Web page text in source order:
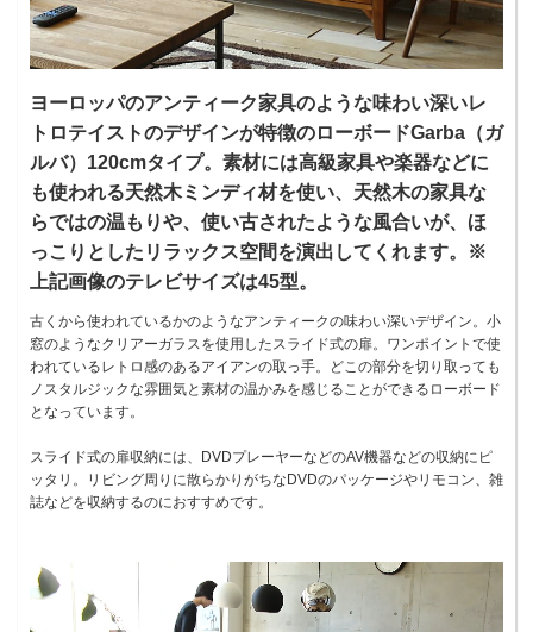
ヨーロッパのアンティーク家具のような味わい深いレ
トロテイストのデザインが特徴のローボードGarba（ガ
ルバ）120cmタイプ。素材には高級家具や楽器などに
も使われる天然木ミンディ材を使い、天然木の家具な
らではの温もりや、使い古されたような風合いが、ほ
っこりとしたリラックス空間を演出してくれます。※
上記画像のテレビサイズは45型。
古くから使われているかのようなアンティークの味わい深いデザイン。小
窓のようなクリアーガラスを使用したスライド式の扉。ワンポイントで使
われているレトロ感のあるアイアンの取っ手。どこの部分を切り取っても
ノスタルジックな雰囲気と素材の温かみを感じることができるローボード
となっています。
スライド式の扉収納には、DVDプレーヤーなどのAV機器などの収納にピ
ッタリ。リビング周りに散らかりがちなDVDのパッケージやリモコン、雑
誌などを収納するのにおすすめです。